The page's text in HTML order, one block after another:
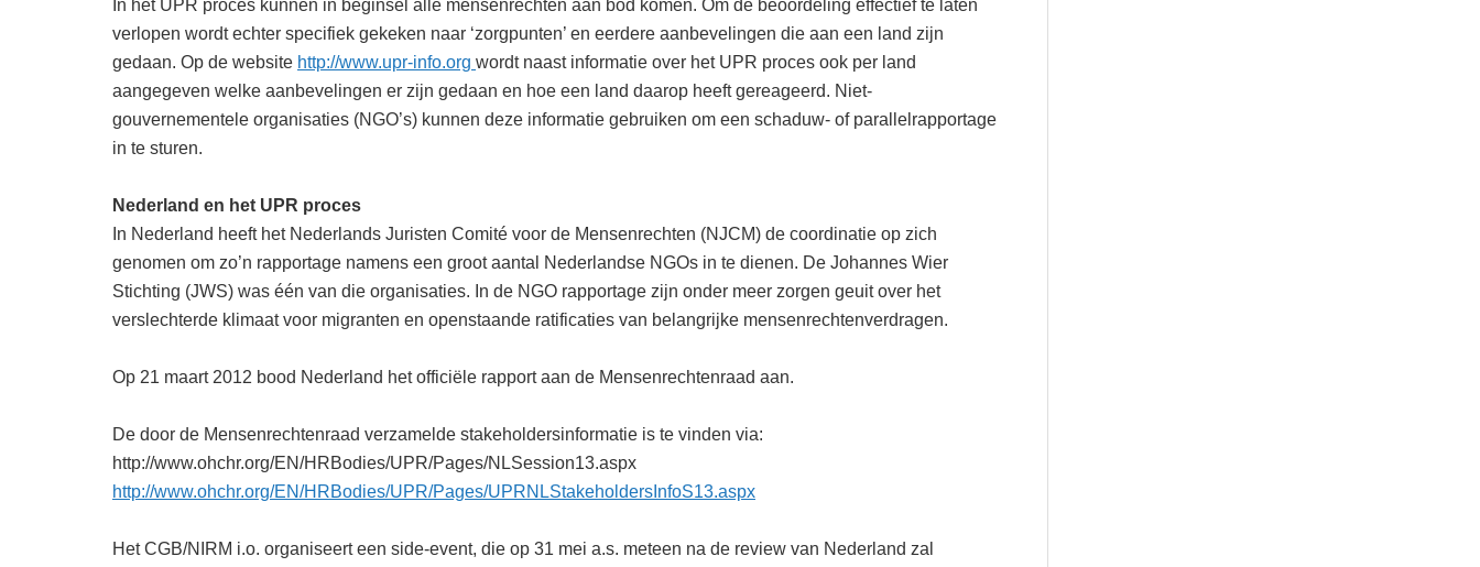
In het UPR proces kunnen in beginsel alle mensenrechten aan bod komen. Om de beoordeling effectief te laten
verlopen wordt echter specifiek gekeken naar ‘zorgpunten’ en eerdere aanbevelingen die aan een land zijn
gedaan. Op de website http://www.upr-info.org wordt naast informatie over het UPR proces ook per land
aangegeven welke aanbevelingen er zijn gedaan en hoe een land daarop heeft gereageerd. Niet-
gouvernementele organisaties (NGO’s) kunnen deze informatie gebruiken om een schaduw- of parallelrapportage
in te sturen.
Nederland en het UPR proces
In Nederland heeft het Nederlands Juristen Comité voor de Mensenrechten (NJCM) de coordinatie op zich
genomen om zo’n rapportage namens een groot aantal Nederlandse NGOs in te dienen. De Johannes Wier
Stichting (JWS) was één van die organisaties. In de NGO rapportage zijn onder meer zorgen geuit over het
verslechterde klimaat voor migranten en openstaande ratificaties van belangrijke mensenrechtenverdragen.
Op 21 maart 2012 bood Nederland het officiële rapport aan de Mensenrechtenraad aan.
De door de Mensenrechtenraad verzamelde stakeholdersinformatie is te vinden via:
http://www.ohchr.org/EN/HRBodies/UPR/Pages/NLSession13.aspx
http://www.ohchr.org/EN/HRBodies/UPR/Pages/UPRNLStakeholdersInfoS13.aspx
Het CGB/NIRM i.o. organiseert een side-event, die op 31 mei a.s. meteen na de review van Nederland zal